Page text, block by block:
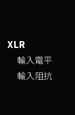
XLR
輸入電平
輸入阻抗